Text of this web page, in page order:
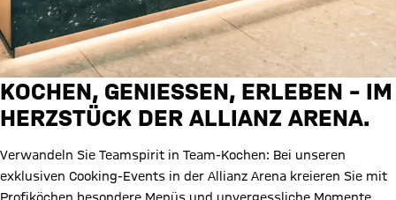
KOCHEN, GENIESSEN, ERLEBEN – IM H
ERZSTÜCK DER ALLIANZ ARENA.
Verwandeln Sie Teamspirit in Team-Kochen: Bei unseren
exklusiven Cooking-Events in der Allianz Arena kreieren Sie mit